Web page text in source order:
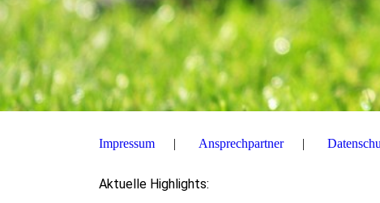
Impressum Ansprechpartner
Aktuelle Highlights: